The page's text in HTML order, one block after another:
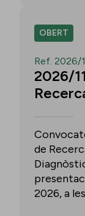
OBERT
Ref. 2026/
2026/
de
2026, a